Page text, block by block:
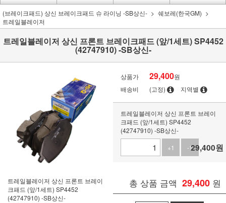
(브레이크패드) 상신 브레이크패드 슈 라이닝 -SB상신-
쉐보레(한국GM)
트레일블레이저
트레일블레이저 상신 프론트 브레이크패드 (앞/1세트) SP4452
(42747910) -SB상신-
트레일블레이저 상신 프론트 브레이
크패드 (앞/1세트) SP4452
(42747910) -SB상신-
상품가 29,400원
배송비
(고정) 지역별
트레일블레이저 상신 프론트 브레이
크패드 (앞/1세트) SP4452
(42747910) -SB상신-
+1
-129,400원
총 상품 금액 29,400 원